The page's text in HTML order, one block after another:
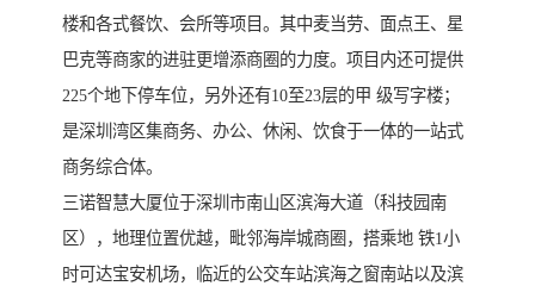
楼和各式餐饮、会所等项目。其中麦当劳、面点王、星
巴克等商家的进驻更增添商圈的力度。项目内还可提供
225个地下停车位，另外还有10至23层的甲 级写字楼；
是深圳湾区集商务、办公、休闲、饮食于一体的一站式
商务综合体。
三诺智慧大厦位于深圳市南山区滨海大道（科技园南
区），地理位置优越，毗邻海岸城商圈，搭乘地 铁1小
时可达宝安机场，临近的公交车站滨海之窗南站以及滨